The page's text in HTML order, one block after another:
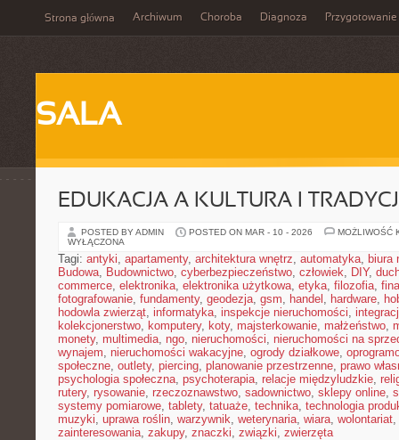
Strona główna Archiwum Choroba Diagnoza Przygotowanie
SALA
EDUKACJA A KULTURA I
POSTED BY ADMIN POSTED ON MAR - 10 - 2026
MOŻLIWOŚĆ
WYŁĄCZONA
Tagi: antyki, apartamenty, architektura wnętrz, automatyka, biura
Budowa, Budownictwo, cyberbezpieczeństwo, człowiek, DIY,
commerce, elektronika, elektronika użytkowa, etyka, filozofia,
fotografowanie, fundamenty, geodezja, gsm, handel , hardware,
hodowla zwierząt, informatyka, inspekcje nieruchomości,
kolekcjonerstwo, komputery, koty, majsterkowanie, małżeństwo,
monety, multimedia, ngo, nieruchomości, nieruchomości na
wynajem, nieruchomości wakacyjne, ogrody działkowe,
społeczne, outlety, piercing, planowanie przestrzenne, prawo
psychologia społeczna, psychoterapia, relacje międzyludzkie,
rutery, rysowanie, rzeczoznawstwo, sadownictwo, sklepy online,
systemy pomiarowe, tablety, tatuaże, technika, technologia
muzyki, uprawa roślin, warzywnik, weterynaria, wiara, wolontariat,
zainteresowania, zakupy, znaczki, związki, zwierzęta